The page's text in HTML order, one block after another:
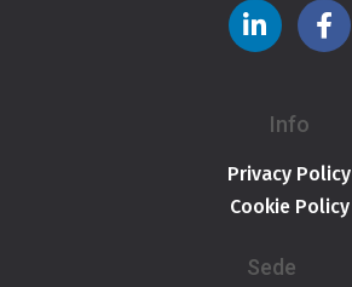
Info
Privacy Policy
Cookie Policy
Sede